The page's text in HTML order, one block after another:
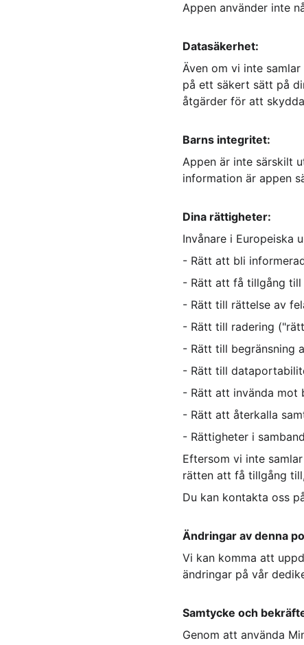
Appen använder inte
Datasäkerhet:
Även om vi inte
på ett säkert sätt på
åtgärder för att
Barns integritet:
Appen är inte särskilt
information är appen
Dina rättigheter:
Invånare i Europeiska
- Rätt att bli
- Rätt att få tillgång
- Rätt till rättelse av
- Rätt till radering
- Rätt till begränsning
- Rätt till
- Rätt att invända mot
- Rätt att återkalla
- Rättigheter i
Eftersom vi inte
rätten att få tillgång
Du kan kontakta oss
Ändringar av denna
Vi kan komma att
ändringar på vår
Samtycke och
Genom att använda